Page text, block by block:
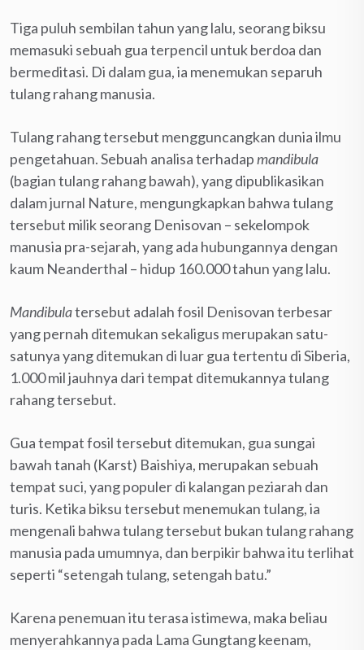
Tiga puluh sembilan tahun yang lalu, seorang biksu
memasuki sebuah gua terpencil untuk berdoa dan
bermeditasi. Di dalam gua, ia menemukan separuh
tulang rahang manusia.
Tulang rahang tersebut mengguncangkan dunia ilmu
pengetahuan. Sebuah analisa terhadapmandibula
(bagian tulang rahang bawah), yang dipublikasikan
dalam jurnal Nature, mengungkapkan bahwa tulang
tersebut milik seorang Denisovan – sekelompok
manusia pra-sejarah, yang ada hubungannya dengan
kaum Neanderthal – hidup 160.000 tahun yang lalu.
Mandibulatersebut adalah fosil Denisovan terbesar
yang pernah ditemukan sekaligus merupakan satu-
satunya yang ditemukan di luar gua tertentu di Siberia,
1.000 mil jauhnya dari tempat ditemukannya tulang
rahang tersebut.
Gua tempat fosil tersebut ditemukan, gua sungai
bawah tanah (Karst) Baishiya, merupakan sebuah
tempat suci, yang populer di kalangan peziarah dan
turis. Ketika biksu tersebut menemukan tulang, ia
mengenali bahwa tulang tersebut bukan tulang rahang
manusia pada umumnya, dan berpikir bahwa itu terlihat
seperti “setengah tulang, setengah batu.”
Karena penemuan itu terasa istimewa, maka beliau
menyerahkannya pada Lama Gungtang keenam,